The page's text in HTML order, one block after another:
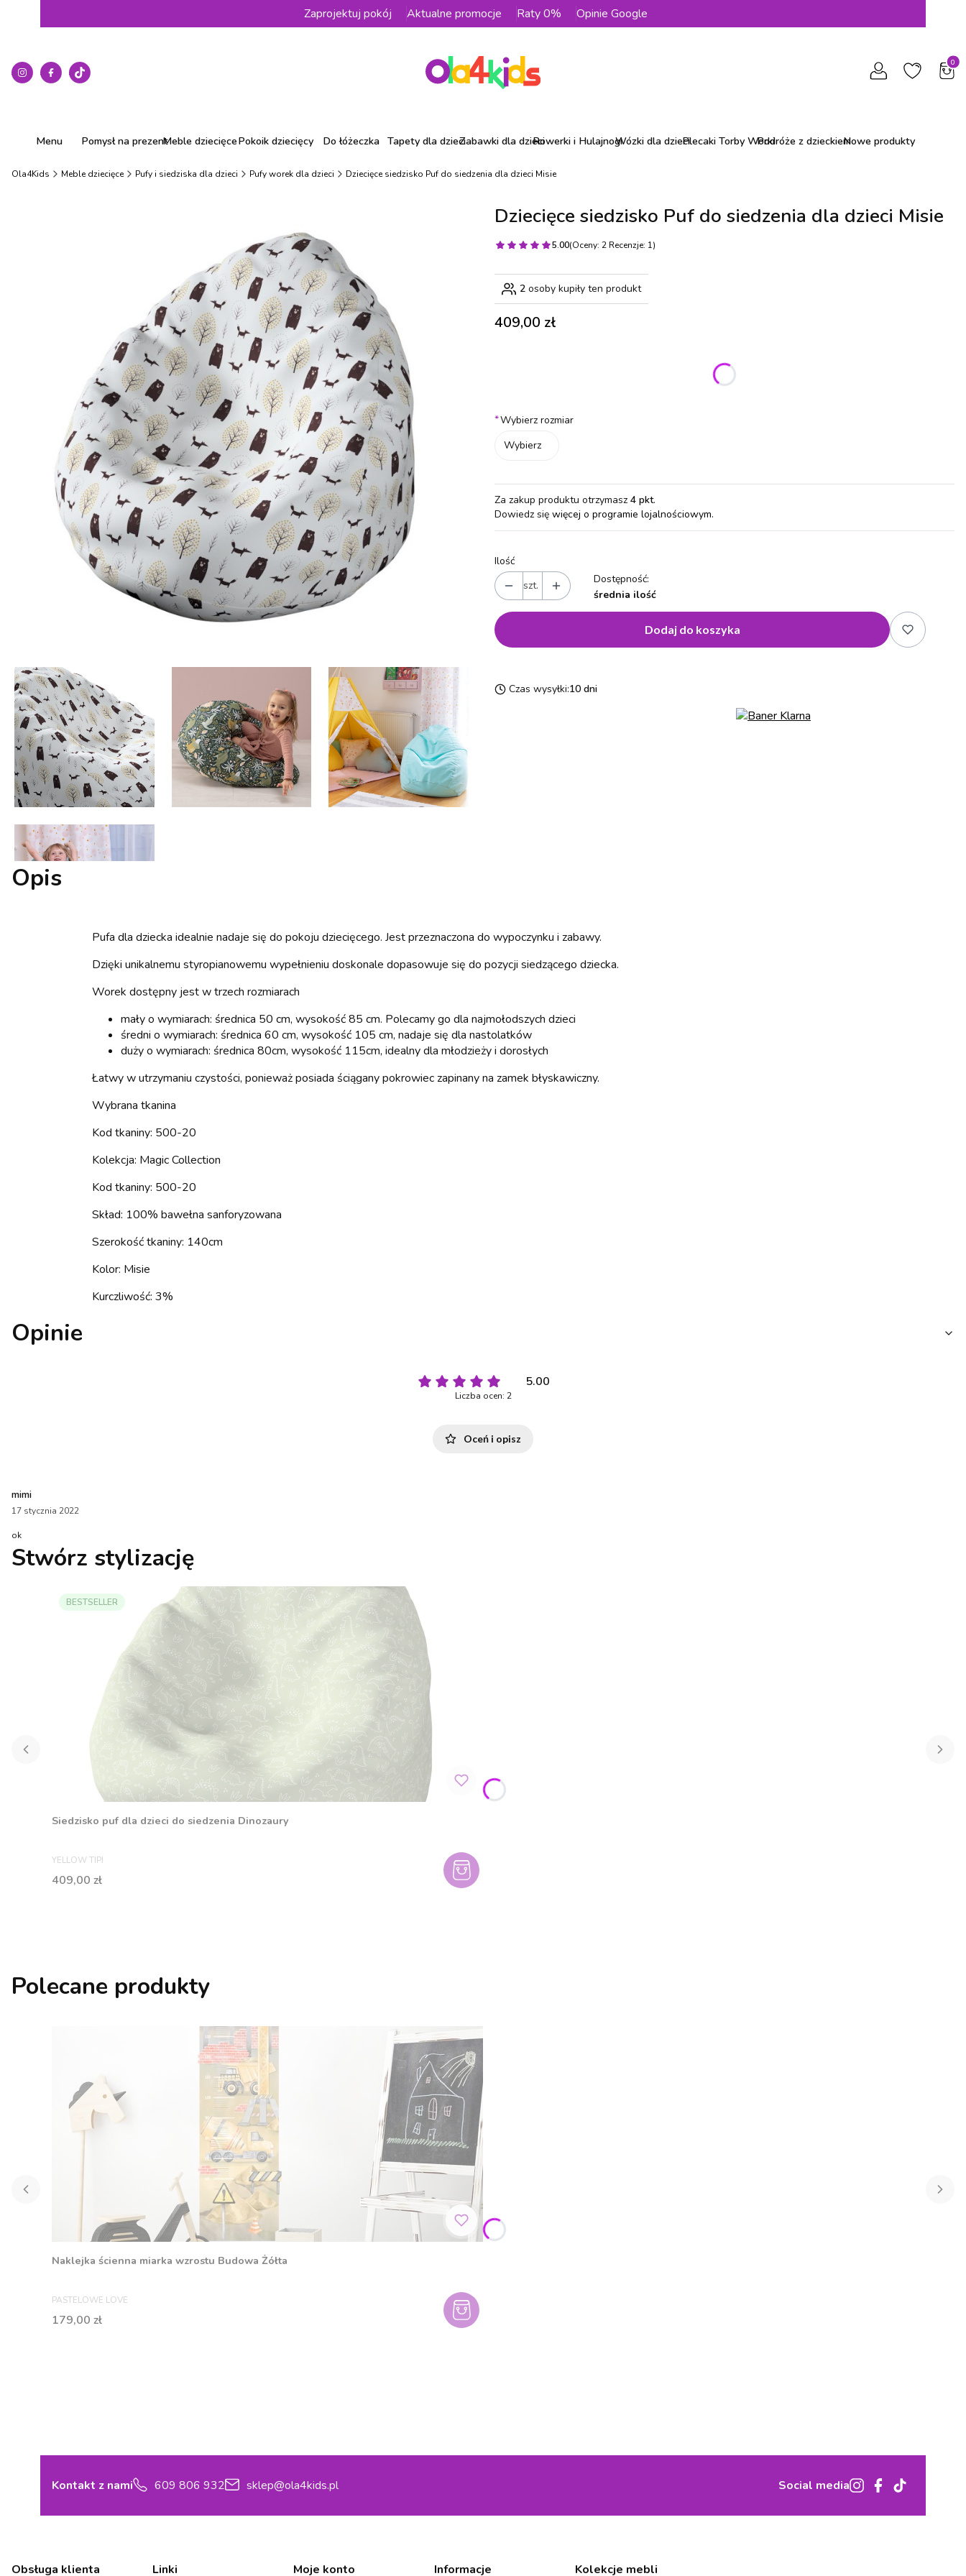
Zaprojektuj pokój Aktualne promocje Raty 0% Opinie Google
Menu Pomysł na prezentMeble dziecięcePokoik dziecięcy Do łóżeczka Tapety dla dzieciZabawki dla dzieciRowerki i HulajnogiWózki dla dzieciPlecaki Torby WorkiPodróże z dzieckiemNowe produkty
Ola4Kids Meble dziecięce Pufy i siedziska dla dzieci Pufy worek dla dzieci Dziecięce siedzisko Puf do siedzenia dla dzieci Misie
Dziecięce siedzisko Puf do siedzenia dla dzieci Misie
5.00(Oceny: 2 Recenzje: 1)
2 osoby kupiły ten produkt
Cena
409,00 zł
*Wybierz rozmiar
Wybierz
Za zakup produktu otrzymasz 4 pkt.
Dowiedz się więcej o programie lojalnościowym.
Ilość
szt.
Dostępność:
średnia ilość
Dodaj do koszyka
Czas wysyłki:10 dni
Opis
Pufa dla dziecka idealnie nadaje się do pokoju dziecięcego. Jest przeznaczona do wypoczynku i zabawy.
Dzięki unikalnemu styropianowemu wypełnieniu doskonale dopasowuje się do pozycji siedzącego dziecka.
Worek dostępny jest w trzech rozmiarach
mały o wymiarach: średnica 50 cm, wysokość 85 cm. Polecamy go dla najmołodszych dzieci
średni o wymiarach: średnica 60 cm, wysokość 105 cm, nadaje się dla nastolatków
duży o wymiarach: średnica 80cm, wysokość 115cm, idealny dla młodzieży i dorosłych
Łatwy w utrzymaniu czystości, ponieważ posiada ściągany pokrowiec zapinany na zamek błyskawiczny.
Wybrana tkanina
Kod tkaniny: 500-20
Kolekcja: Magic Collection
Kod tkaniny: 500-20
Skład: 100% bawełna sanforyzowana
Szerokość tkaniny: 140cm
Kolor: Misie
Kurczliwość: 3%
Opinie
5.00
Liczba ocen: 2
Oceń i opisz
mimi
17 stycznia 2022
ok
Stwórz stylizację
BESTSELLER
Siedzisko puf dla dzieci do siedzenia Dinozaury
PRODUCENT
YELLOW TIPI
Cena
409,00 zł
Polecane produkty
Naklejka ścienna miarka wzrostu Budowa Żółta
PRODUCENT
PASTELOWE LOVE
Cena
179,00 zł
Kontakt z nami 609 806 932 sklep@ola4kids.pl Social media
Obsługa klienta Linki Moje konto Informacje Kolekcje mebli